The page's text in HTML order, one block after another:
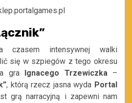
czasem intensywnej walki
się w szpiegów z tego okresu
gra Ignacego Trzewiczka–
, którą rzecz jasna wyda Portal
grą narracyjną i zapewni nam